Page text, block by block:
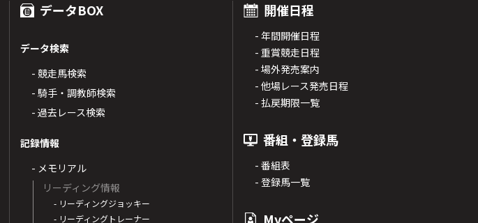
データBOX
データ検索
- 競走馬検索
- 騎手・調教師検索
- 過去レース検索
記録情報
- メモリアル
リーディング情報
- リーディングジョッキー
- リーディングトレーナー
開催日程
- 年間開催日程
- 重賞競走日程
- 場外発売案内
- 他場レース発売日程
- 払戻期限一覧
番組・登録馬
- 番組表
- 登録馬一覧
Myページ